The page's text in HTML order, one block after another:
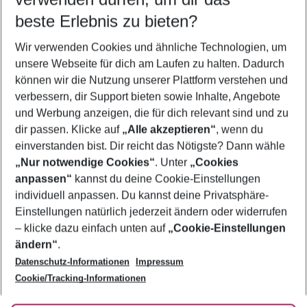
5-8 Nächte
2 Erwachsene Keine Kinder
Mehr Filter anzeigen
Footer
Footer navigation
Über uns
AGB
Bestpreisgarantie
Cookie-Einstellungen ändern
Cookie-Richtlinie
Agenturbetreuung
Barrierefreies Reisen
Folge uns
beste Erlebnis zu bieten?
Wir verwenden Cookies und ähnliche Technologien, um
unsere Webseite für dich am Laufen zu halten. Dadurch
können wir die Nutzung unserer Plattform verstehen und
verbessern, dir Support bieten sowie Inhalte, Angebote
und Werbung anzeigen, die für dich relevant sind und zu
dir passen. Klicke auf „Alle akzeptieren“, wenn du
einverstanden bist. Dir reicht das Nötigste? Dann wähle
„Nur notwendige Cookies“. Unter „Cookies
anpassen“ kannst du deine Cookie-Einstellungen
individuell anpassen. Du kannst deine Privatsphäre-
Einstellungen natürlich jederzeit ändern oder widerrufen
– klicke dazu einfach unten auf „Cookie-Einstellungen
ändern“.
Datenschutz-Informationen
Impressum
Cookie/Tracking-Informationen